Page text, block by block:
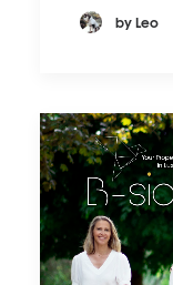
by Leo